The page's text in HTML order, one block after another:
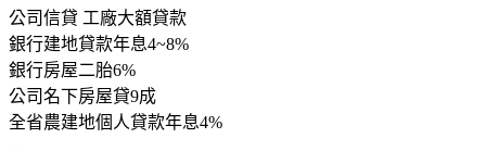
公司信貸 工廠大額貸款
銀行建地貸款年息4~8%
銀行房屋二胎6%
公司名下房屋貸9成
全省農建地個人貸款年息4%